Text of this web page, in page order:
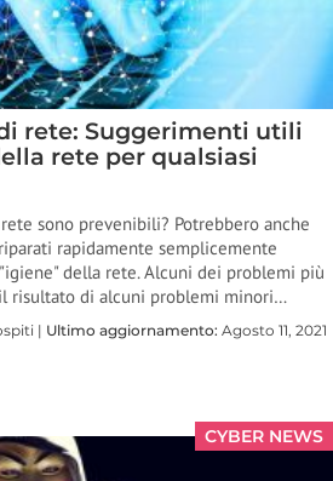
rete: Suggerimenti utili
rete per qualsiasi
sono prevenibili? Potrebbero anche
rapidamente semplicemente
della rete. Alcuni dei problemi più
risultato di alcuni problemi minori…
| Ultimo aggiornamento: Agosto 11, 2021
CYBER NEWS